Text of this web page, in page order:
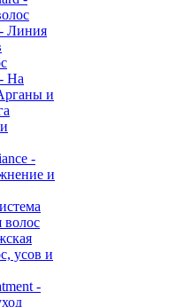
Линия
На
и
-
и
волос
усов и
-